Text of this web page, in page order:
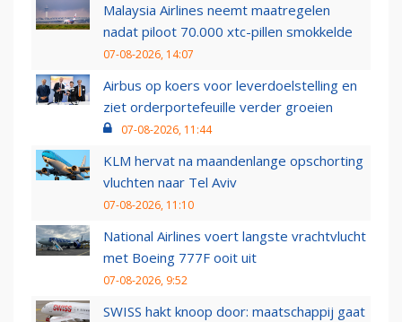
Malaysia Airlines neemt maatregelen
nadat piloot 70.000 xtc-pillen smokkelde
07-08-2026, 14:07
Airbus op koers voor leverdoelstelling en
ziet orderportefeuille verder groeien
07-08-2026, 11:44
KLM hervat na maandenlange opschorting
vluchten naar Tel Aviv
07-08-2026, 11:10
National Airlines voert langste vrachtvlucht
met Boeing 777F ooit uit
07-08-2026, 9:52
SWISS hakt knoop door: maatschappij gaat